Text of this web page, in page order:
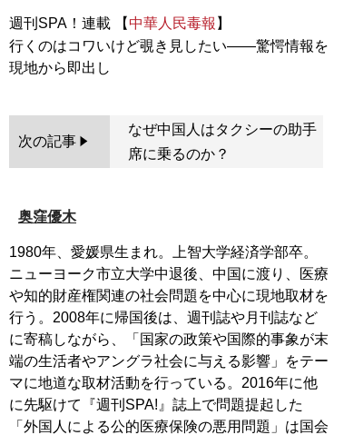
週刊SPA！連載 【中華人民毒報 】
行くのはコワいけど覗き見したい――驚愕情報を
次の記事
なぜ中国人はタクシーの助手
席に乗るのか？
奥窪優木
1980年、愛媛県生まれ。上智大学経済学部卒。
ニューヨーク市立大学中退後、中国に渡り、医療
や知的財産権関連の社会問題を中心に現地取材を
行う。2008年に帰国後は、週刊誌や月刊誌など
に寄稿しながら、「国家の政策や国際的事象が末
端の生活者やアングラ社会に与える影響」をテー
マに地道な取材活動を行っている。2016年に他
に先駆けて『週刊SPA!』誌上で問題提起した
「外国人による公的医療保険の悪用問題」は国会